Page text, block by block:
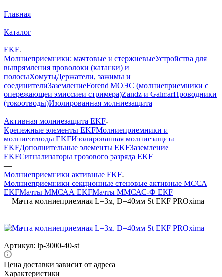
Главная
—
Каталог
—
EKF
Молниеприемники: мачтовые и стержневыеУстройства для
выпрямления проволоки (катанки) и
полосыХомутыДержатели, зажимы и
соединителиЗаземлениеForend МОЭС (молниеприемники с
опережающей эмиссией стримера)Zandz и GalmarПроводники
(токоотводы)Изолированная молниезащита
—
Активная молниезащита EKF
Крепежные элементы EKFМолниеприемники и
молниеотводы EKFИзолированная молниезащита
EKFДополнительные элементы EKFЗаземление
EKFСигнализаторы грозового разряда EKF
—
Молниеприемники активные EKF
Молниеприемники секционные стеновые активные МССА
EKFМачты ММСАА EKFМачты ММСАС-Ф EKF
—Мачта молниеприемная L=3м, D=40мм St EKF PROxima
Артикул: lp-3000-40-st
Цена доставки зависит от адреса
Характеристики